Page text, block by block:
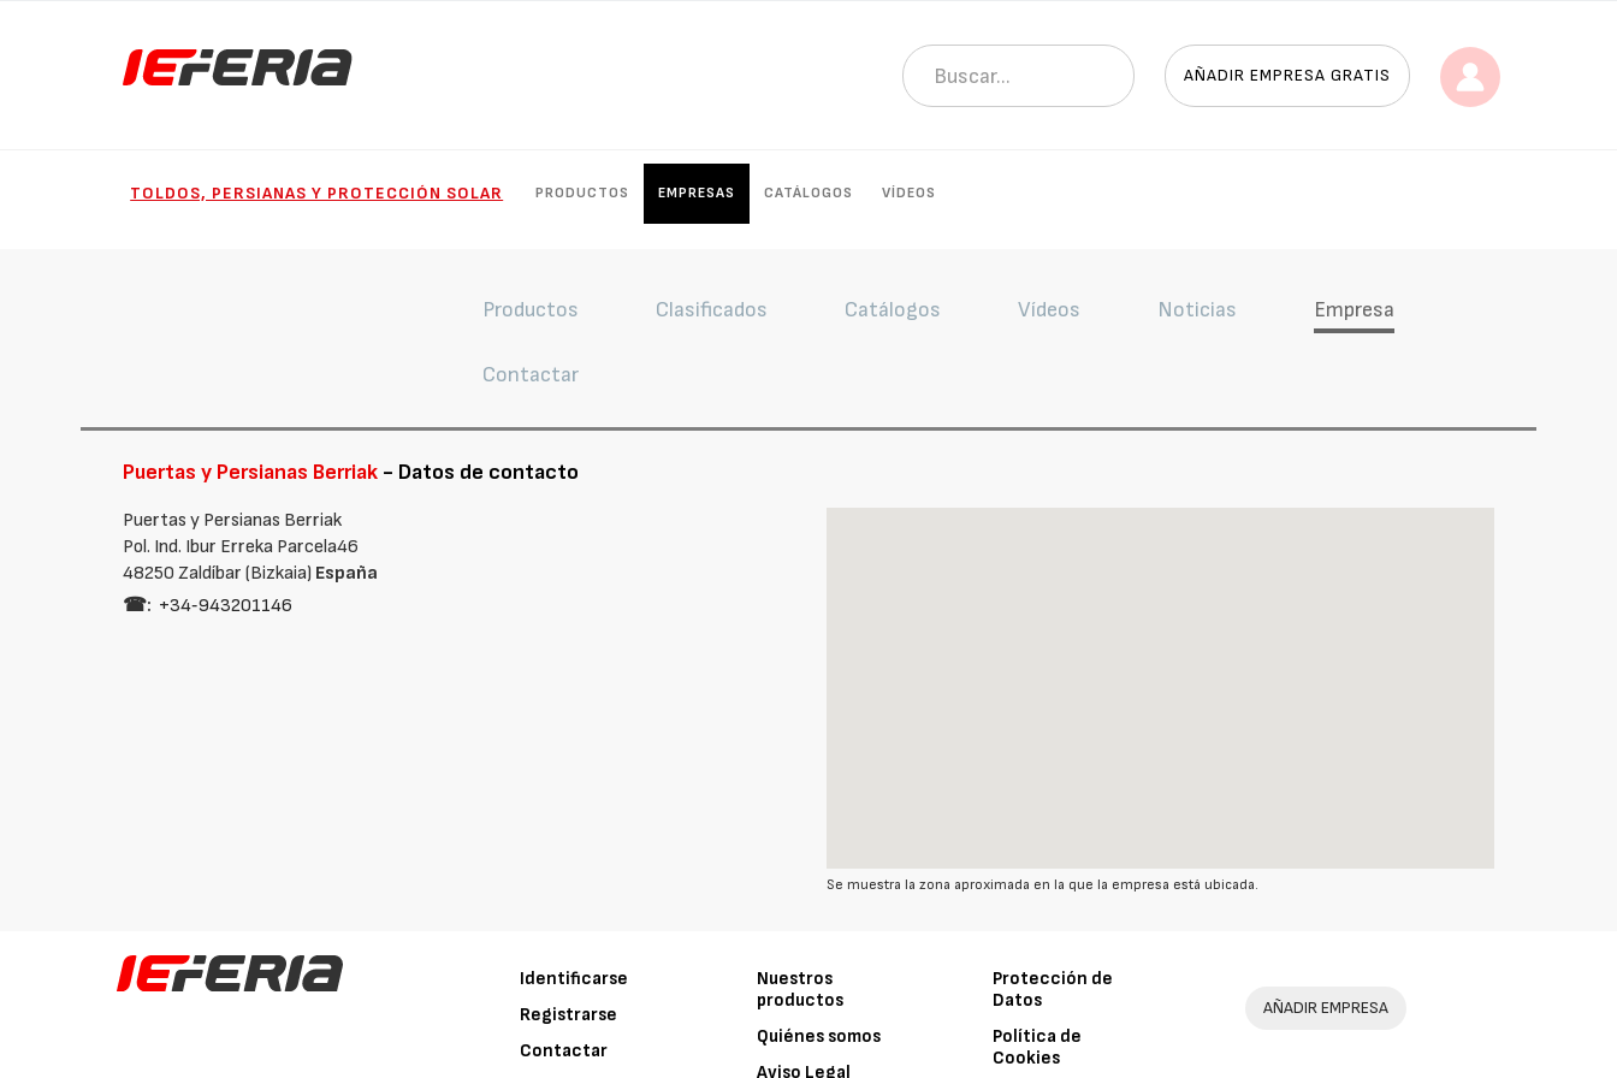
AÑADIR EMPRESA GRATIS
TOLDOS, PERSIANAS Y PROTECCIÓN SOLAR PRODUCTOS EMPRESAS CATÁLOGOS VÍDEOS
Productos Clasificados Catálogos Vídeos Noticias Empresa
Contactar
Puertas y Persianas Berriak - Datos de contacto
Puertas y Persianas Berriak
Pol. Ind. Ibur Erreka Parcela46
48250 Zaldíbar (Bizkaia) España
☎: +34‑943201146
Se muestra la zona aproximada en la que la empresa está ubicada.
Identificarse
Registrarse
Contactar
Nuestros
productos
Quiénes somos
Aviso Legal
Protección de
Datos
Política de
Cookies
AÑADIR EMPRESA